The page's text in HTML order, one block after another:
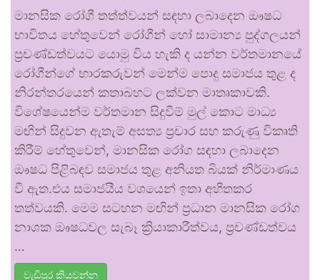
මානසික රෝගී තත්ත්වයන් සඳහා ලබාදෙන ඖෂධ
භාවිතය හේතුවෙන් රෝගීන් හෝ සාමාන්‍ය පුද්ගලයන්
ප්‍රචණ්ඩත්වයට යොමු විය හැකි ද යන්න වර්තමානයේ
රෝගීන්ගේ භාරකරුවන් මෙන්ම පොදු සමාජය තුළ ද
නිරන්තරයෙන් කතාබහට ලක්වන මාතෘකාවකි.
විශේෂයෙන්ම වර්තමාන සිදුවීම් මුල් කොට මාධ්‍ය
මඟින් සිදුවන ඇතැම් අසත්‍ය ප්‍රචාර සහ කරුණු විකෘති
කිරීම් හේතුවෙන්, මානසික රෝග සඳහා ලබාදෙන
ඖෂධ පිළිබඳව සමාජය තුළ අනියත බියක් නිර්මාණය
වී ඇත.එය සමාජයීය වශයෙන් ඉතා අහිතකර
තත්වයකි. මෙම සටහන මඟින් ප්‍රධාන මානසික රෝග
නාශක ඖෂධවල සැබෑ ක්‍රියාකාරීත්වය, ප්‍රචණ්ඩත්වය
…
වැඩිපුර කියවන්න